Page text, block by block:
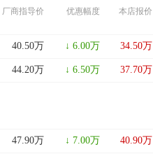
厂商指导价 优惠幅度 本店报价
40.50万 ↓ 6.00万 34.50万
44.20万 ↓ 6.50万 37.70万
47.90万 ↓ 7.00万 40.90万